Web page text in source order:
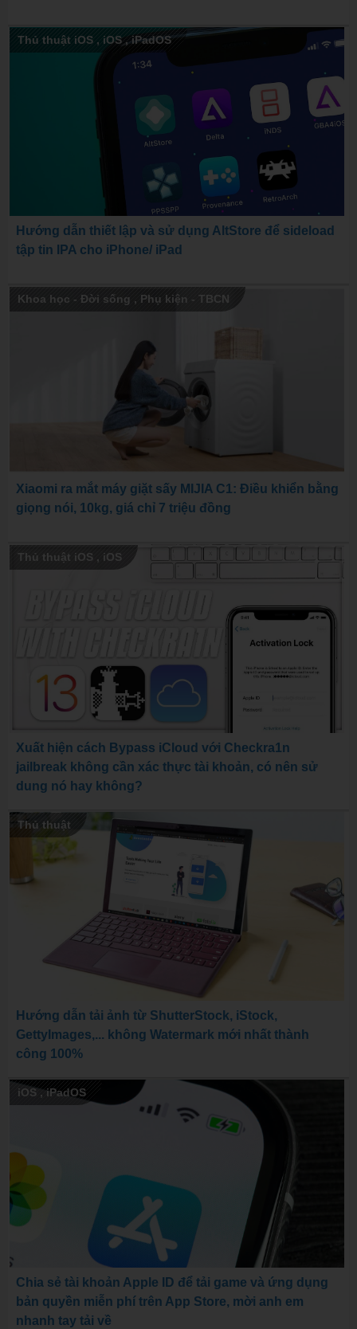
Thủ thuật iOS , iOS ,iPadOS
Hướng dẫn thiết lập và sử dụng AltStore để sideload
tập tin IPA cho iPhone/ iPad
Khoa học - Đời sống , Phụ kiện - TBCN
Xiaomi ra mắt máy giặt sấy MIJIA C1: Điều khiển bằng
giọng nói, 10kg, giá chỉ 7 triệu đồng
Thủ thuật iOS , iOS
Xuất hiện cách Bypass iCloud với Checkra1n
jailbreak không cần xác thực tài khoản, có nên sử
dung nó hay không?
Thủ thuật
Hướng dẫn tải ảnh từ ShutterStock, iStock,
GettyImages,... không Watermark mới nhất thành
công 100%
iOS ,iPadOS
Chia sẻ tài khoản Apple ID để tải game và ứng dụng
bản quyền miễn phí trên App Store, mời anh em
nhanh tay tải về